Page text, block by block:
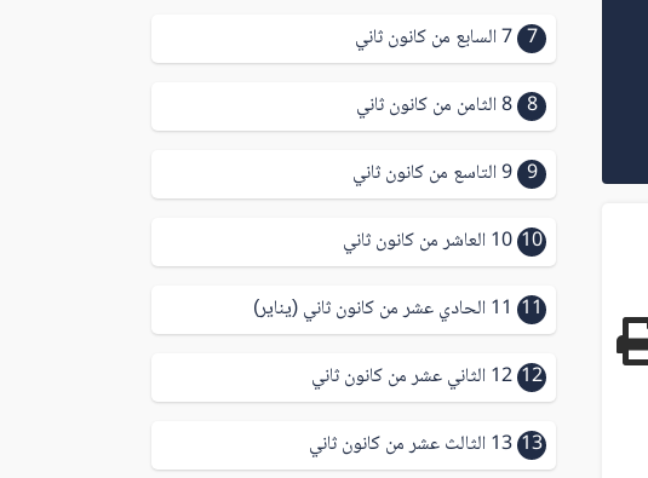
7 7 السابع من كانون ثاني
8 8 الثامن من كانون ثاني
9 9 التاسع من كانون ثاني
10 10 العاشر من كانون ثاني
11 11 الحادي عشر من كانون ثاني (يناير)
12 12 الثاني عشر من كانون ثاني
13 13 الثالث عشر من كانون ثاني